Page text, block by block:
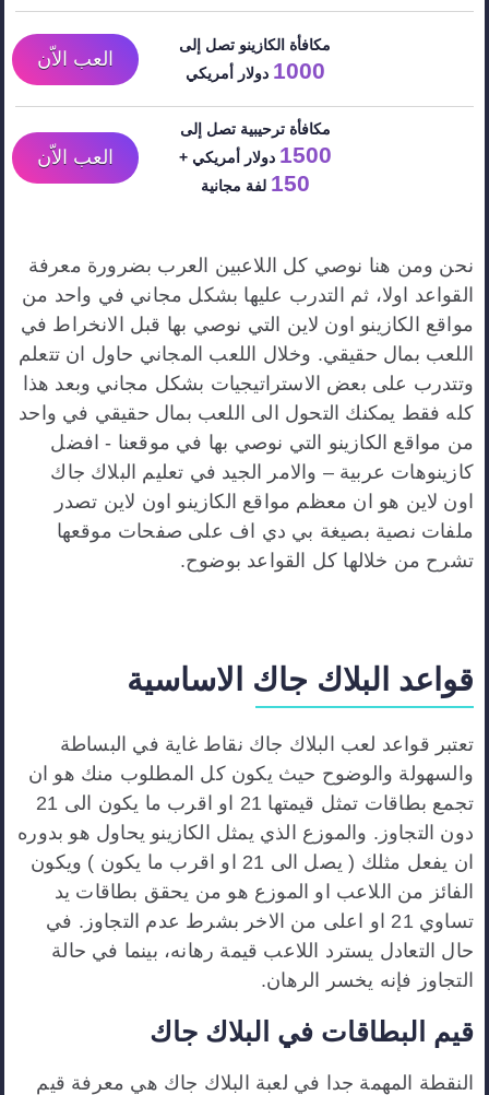
مكافأة الكازينو تصل إلى
1000 دولار أمريكي
العب الاّن
مكافأة ترحيبية تصل إلى
1500 دولار أمريكي +
150 لفة مجانية
العب الاّن
نحن ومن هنا نوصي كل اللاعبين العرب بضرورة معرفة
القواعد اولا، ثم التدرب عليها بشكل مجاني في واحد من
مواقع الكازينو اون لاين التي نوصي بها قبل الانخراط في
اللعب بمال حقيقي. وخلال اللعب المجاني حاول ان تتعلم
وتتدرب على بعض الاستراتيجيات بشكل مجاني وبعد هذا
كله فقط يمكنك التحول الى اللعب بمال حقيقي في واحد
من مواقع الكازينو التي نوصي بها في موقعنا - افضل
كازينوهات عربية – والامر الجيد في تعليم البلاك جاك
اون لاين هو ان معظم مواقع الكازينو اون لاين تصدر
ملفات نصية بصيغة بي دي اف على صفحات موقعها
تشرح من خلالها كل القواعد بوضوح.
قواعد البلاك جاك الاساسية
تعتبر قواعد لعب البلاك جاك نقاط غاية في البساطة
والسهولة والوضوح حيث يكون كل المطلوب منك هو ان
تجمع بطاقات تمثل قيمتها 21 او اقرب ما يكون الى 21
دون التجاوز. والموزع الذي يمثل الكازينو يحاول هو بدوره
ان يفعل مثلك ( يصل الى 21 او اقرب ما يكون ) ويكون
الفائز من اللاعب او الموزع هو من يحقق بطاقات يد
تساوي 21 او اعلى من الاخر بشرط عدم التجاوز. في
حال التعادل يسترد اللاعب قيمة رهانه، بينما في حالة
التجاوز فإنه يخسر الرهان.
قيم البطاقات في البلاك جاك
النقطة المهمة جدا في لعبة البلاك جاك هي معرفة قيم